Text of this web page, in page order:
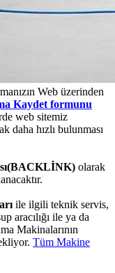
Web üzerinden
Kaydet formunu
web sitemiz
daha hızlı bulunması
olarak
ile ilgili teknik servis,
aracılığı ile ya da
Makinalarının
Tüm Makine